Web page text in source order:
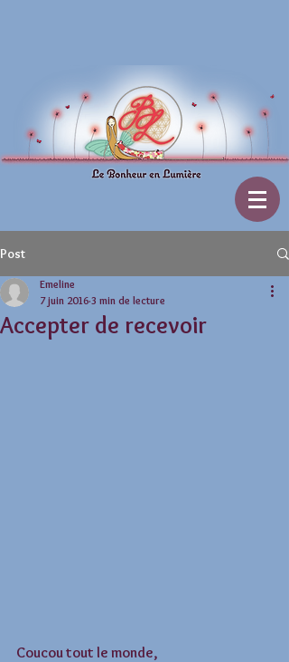
Post
Accepter de recevoir
Emeline
7 juin 2016 3 min de lecture
Coucou tout le monde,